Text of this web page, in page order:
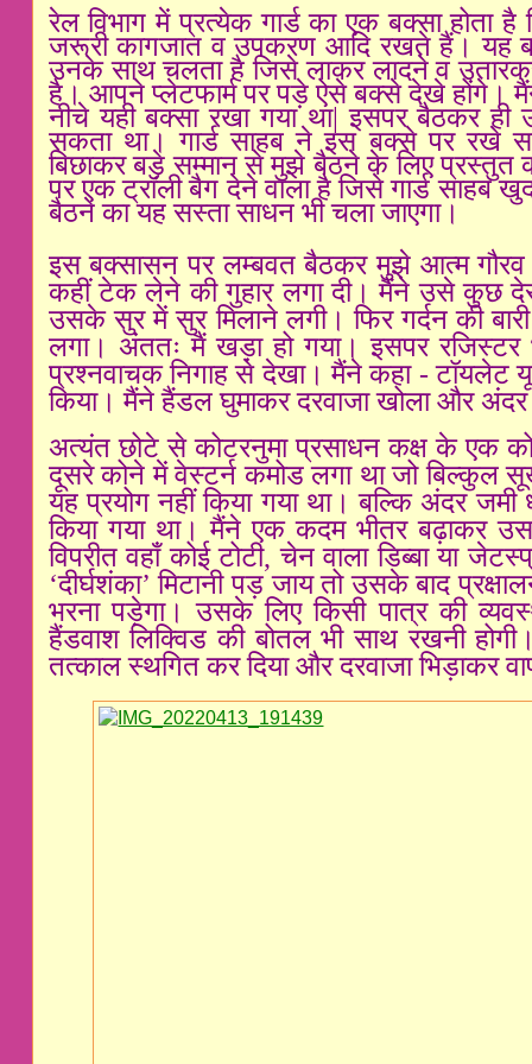
रेल विभाग में प्रत्येक गार्ड का एक बक्सा होता
जरूरी कागजात व उपकरण आदि रखते हैं। यह
उनके साथ चलता है जिसे लाकर लादने व
है। आपने प्लेटफार्म पर पड़े ऐसे बक्से देखे
नीचे यही बक्सा रखा गया था| इसपर बैठकर ही
सकता था। गार्ड साहब ने इस बक्से पर रखे
बिछाकर बड़े सम्मान से मुझे बैठने के लिए प्रस्तुत
पर एक ट्रॉली बैग देने वाला है जिसे गार्ड
बैठने का यह सस्ता साधन भी चला जाएगा।
इस बक्सासन पर लम्बवत बैठकर मुझे आत्म
कहीं टेक लेने की गुहार लगा दी। मैंने उसे कुछ
उसके सुर में सुर मिलाने लगी। फिर गर्दन की
लगा। अंततः मैं खड़ा हो गया। इसपर रजिस्टर
प्रश्नवाचक निगाह से देखा। मैंने कहा - टॉयलेट
किया। मैंने हैंडल घुमाकर दरवाजा खोला और
अत्यंत छोटे से कोटरनुमा प्रसाधन कक्ष के एक
दूसरे कोने में वेस्टर्न कमोड लगा था जो बिल्कुल
यह प्रयोग नहीं किया गया था। बल्कि अंदर
किया गया था। मैंने एक कदम भीतर बढ़ाकर
विपरीत वहाँ कोई टोटी, चेन वाला डिब्बा या
‘दीर्घशंका’ मिटानी पड़ जाय तो उसके बाद
भरना पड़ेगा। उसके लिए किसी पात्र की
हैंडवाश लिक्विड की बोतल भी साथ रखनी
तत्काल स्थगित कर दिया और दरवाजा भिड़ाकर